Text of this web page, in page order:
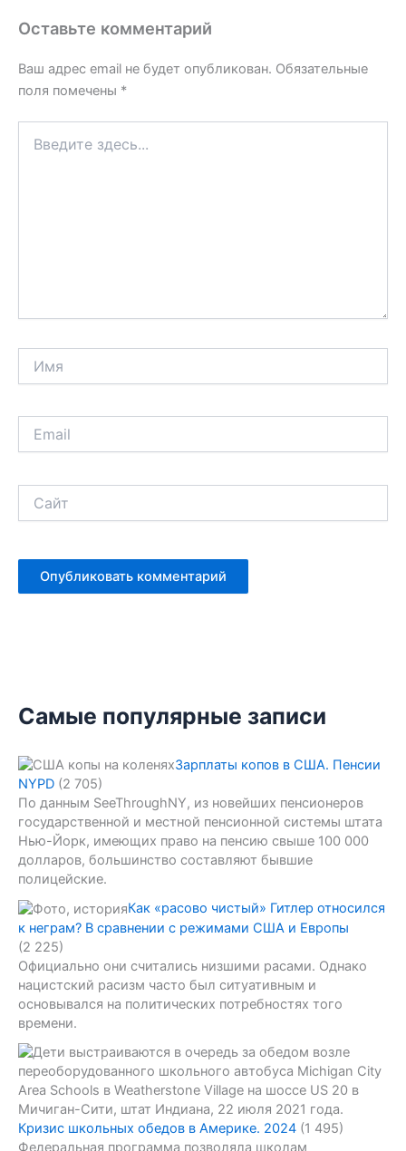
Оставьте комментарий
Ваш адрес email не будет опубликован. Обязательные
поля помечены *
здесь...
Самые популярные записи
Зарплаты копов в США. Пенсии
NYPD (2 705)
По данным SeeThroughNY, из новейших пенсионеров
государственной и местной пенсионной системы штата
Нью-Йорк, имеющих право на пенсию свыше 100 000
долларов, большинство составляют бывшие
полицейские.
Как «расово чистый» Гитлер относился
к неграм? В сравнении с режимами США и Европы
(2 225)
Официально они считались низшими расами. Однако
нацистский расизм часто был ситуативным и
основывался на политических потребностях того
времени.
Кризис школьных обедов в Америке. 2024 (1 495)
Федеральная программа позволяла школам